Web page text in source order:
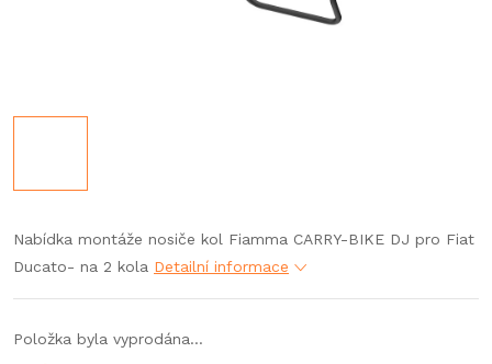
Nabídka montáže nosiče kol Fiamma CARRY-BIKE DJ pro Fiat
Ducato- na 2 kola Detailní informace
Položka byla vyprodána…